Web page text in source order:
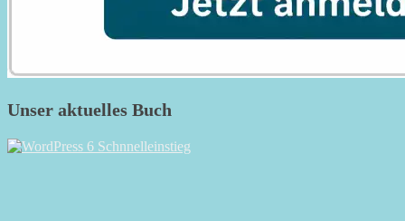
Unser aktuelles Buch